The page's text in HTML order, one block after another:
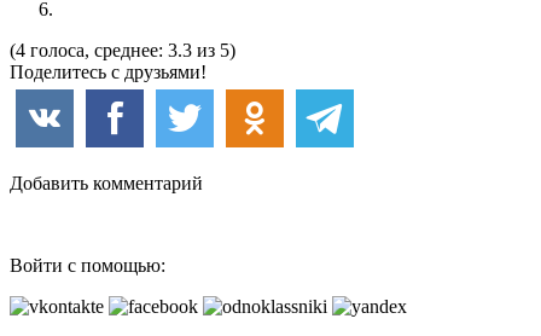
(4 голоса, среднее: 3.3 из 5)
Поделитесь с друзьями!
Добавить комментарий
Войти с помощью: